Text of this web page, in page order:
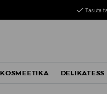
Tasuta
KOSMEETIKA DELIKATESS